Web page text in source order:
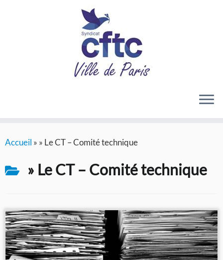
auAccueil » » Le CT – Comité technique
» Le CT – Comité technique